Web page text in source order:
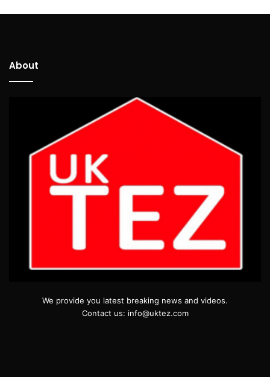
About
We provide you latest breaking news and videos.
Contact us: info@uktez.com